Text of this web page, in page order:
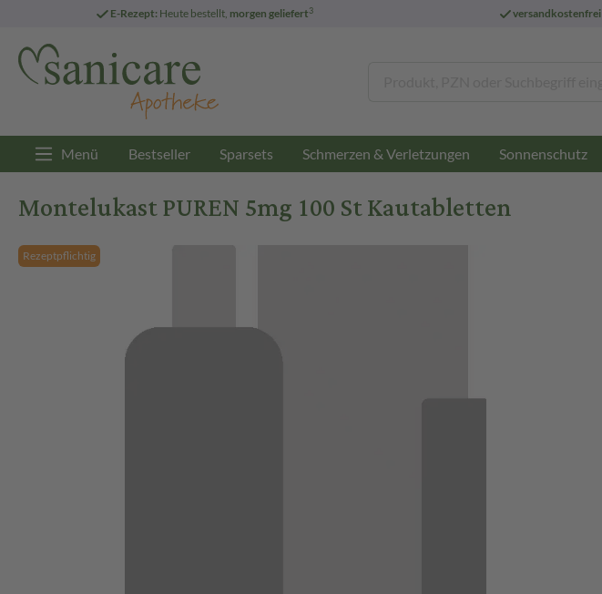
E-Rezept: Heute bestellt, morgen geliefert3 versandkostenfrei
Menü Bestseller Sparsets Schmerzen & Verletzungen Sonnenschutz
Montelukast PUREN 5mg 100 St Kautabletten
Rezeptpflichtig